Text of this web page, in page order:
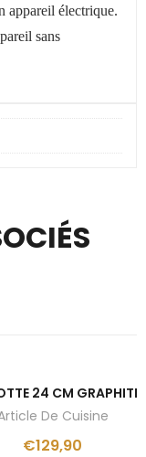
appareil électrique.
sans
24 CM GRAPHITE
De Cuisine
€129,90